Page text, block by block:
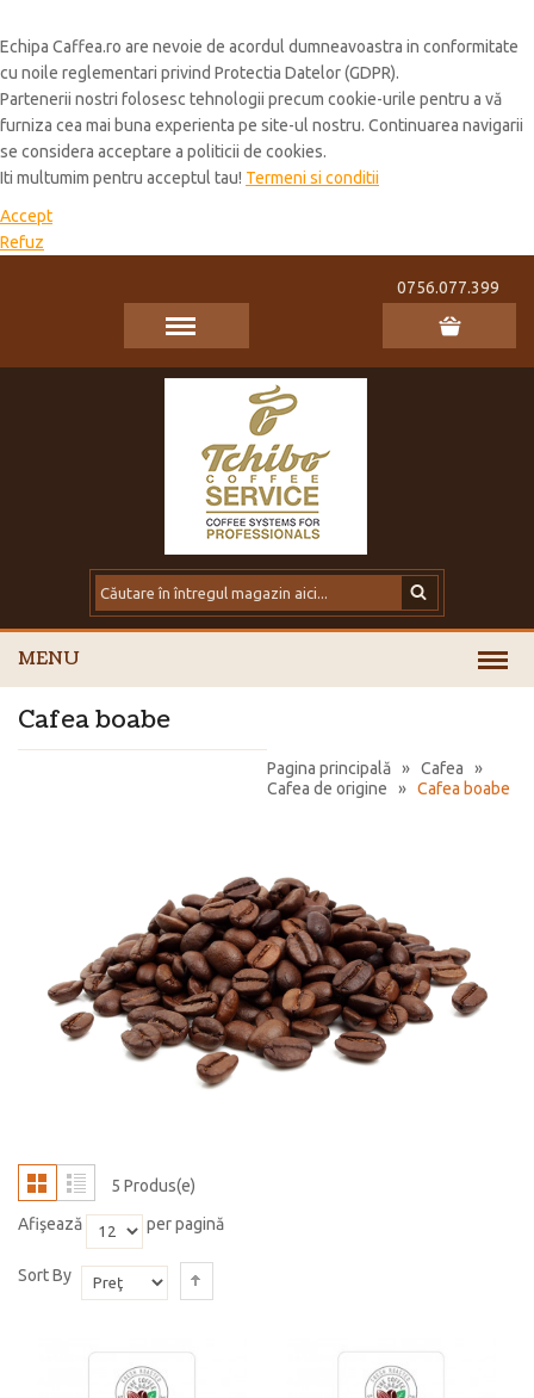
Echipa Caffea.ro are nevoie de acordul dumneavoastra in conformitate
cu noile reglementari privind Protectia Datelor (GDPR).
Partenerii nostri folosesc tehnologii precum cookie-urile pentru a vă
furniza cea mai buna experienta pe site-ul nostru. Continuarea navigarii
se considera acceptare a politicii de cookies.
Iti multumim pentru acceptul tau! Termeni si conditii
Accept
Refuz
0756.077.399
MENU
Pagina principală » Cafea
»
Cafea de origine
» Cafea boabe
Cafea boabe
5 Produs(e)
Afişează
per pagină
Sort By